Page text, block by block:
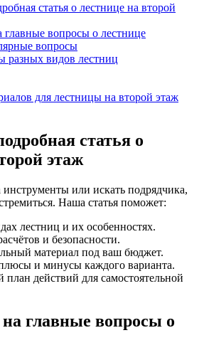
статья о лестнице на второй
главные вопросы о лестнице
вопросы
видов лестниц
для лестницы на второй этаж
статья о
этаж
инструменты или искать подрядчика,
Наша статья поможет:
лестниц и их особенностях.
и безопасности.
материал под ваш бюджет.
и минусы каждого варианта.
план действий для самостоятельной
на главные вопросы о